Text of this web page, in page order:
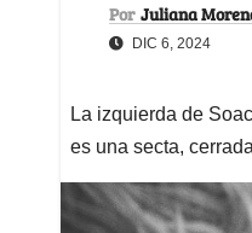
Por Juliana
DIC 6, 2024
La izquierda de
es una secta,